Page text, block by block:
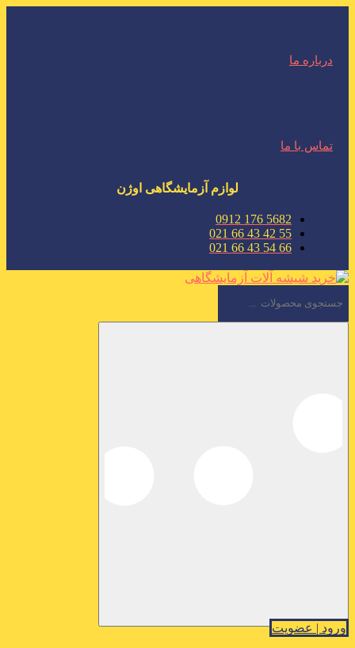
درباره ما
تماس با ما
لوازم آزمایشگاهی اوژن
5682 176 0912
55 42 43 66 021
66 54 43 66 021
ورود | عضویت